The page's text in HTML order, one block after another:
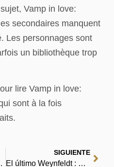
Vamp in love:
secondaires manquent
Les personnages sont
un bibliothèque trop
lire Vamp in love:
sont à la fois
eBooks]
SIGUIENTE
El último Weynfeldt : Download PDF